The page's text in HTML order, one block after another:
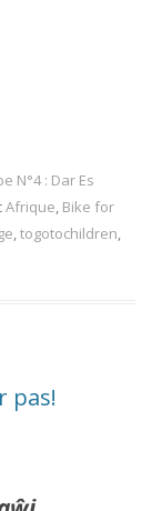
N°4 : Dar Es
Afrique, Bike for
,togotochildren,
pas!